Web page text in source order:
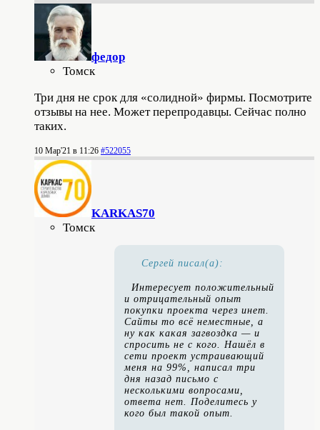
федор
Томск
Три дня не срок для «солидной» фирмы. Посмотрите
отзывы на нее. Может перепродавцы. Сейчас полно
таких.
10 Мар'21 в 11:26 #522055
KARKAS70
Томск
Сергей писал(а):
Интересует положительный
и отрицательный опыт
покупки проекта через инет.
Сайты то всё неместные, а
ну как какая загвоздка — и
спросить не с кого. Нашёл в
сети проект устраивающий
меня на 99%, написал три
дня назад письмо с
несколькими вопросами,
ответа нет. Поделитесь у
кого был такой опыт.